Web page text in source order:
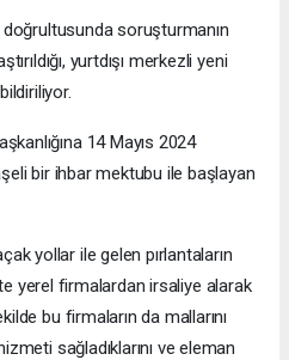
doğrultusunda soruşturmanın
yurtdışı merkezli yeni
14 Mayıs 2024
bir ihbar mektubu ile başlayan
yollar ile gelen pırlantaların
yerel firmalardan irsaliye alarak
bu firmaların da mallarını
sağladıklarını ve eleman